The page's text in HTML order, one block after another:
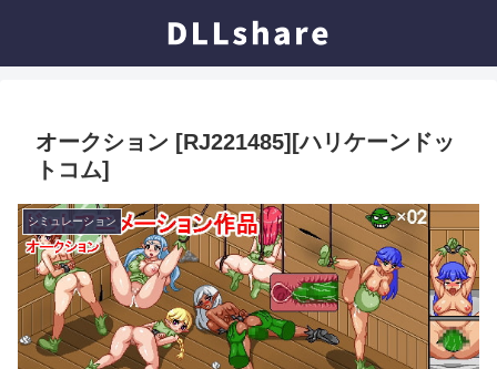
オークション [RJ221485][ハリケーンドッ
トコム]
シミュレーション